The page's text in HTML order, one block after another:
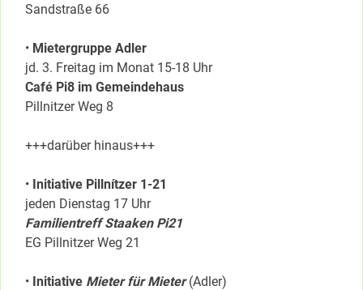
Sandstraße 66
• Mietergruppe Adler
jd. 3. Freitag im Monat 15-18 Uhr
Café Pi8 im Gemeindehaus
Pillnitzer Weg 8
+++darüber hinaus+++
• Initiative Pillnítzer 1-21
jeden Dienstag 17 Uhr
Familientreff Staaken Pi21
EG Pillnitzer Weg 21
• Initiative Mieter für Mieter(Adler)